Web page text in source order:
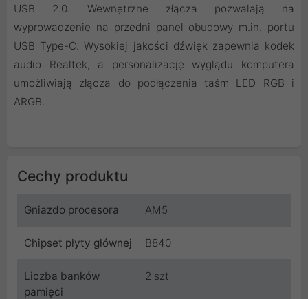
USB 2.0. Wewnętrzne złącza pozwalają na
wyprowadzenie na przedni panel obudowy m.in. portu
USB Type-C. Wysokiej jakości dźwięk zapewnia kodek
audio Realtek, a personalizację wyglądu komputera
umożliwiają złącza do podłączenia taśm LED RGB i
ARGB.
Cechy produktu
Gniazdo procesora AM5
Chipset płyty głównej B840
Liczba banków
pamięci
2 szt